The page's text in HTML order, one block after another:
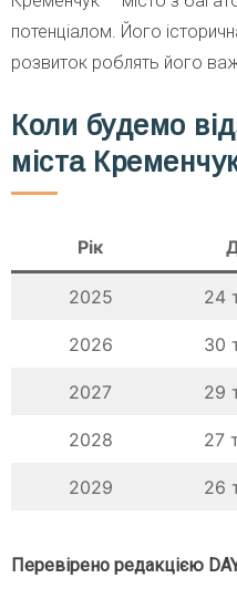
потенціалом. Його
розвиток роблять його
Коли будемо
міста
Рік
2025 24
2026 30
2027 29
2028 27
2029 26
Перевірено редакцією